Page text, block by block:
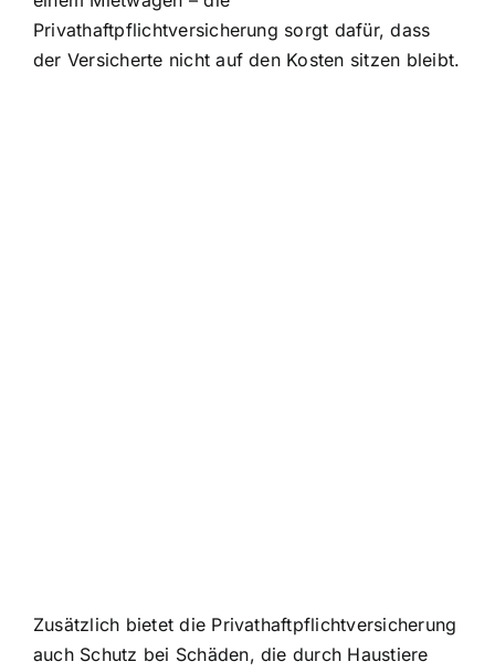
Privathaftpflichtversicherung sorgt dafür, dass
der Versicherte nicht auf den Kosten sitzen bleibt.
Zusätzlich bietet die Privathaftpflichtversicherung
auch Schutz bei Schäden, die durch Haustiere